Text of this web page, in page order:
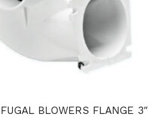
BLOWERS FLANGE 3″